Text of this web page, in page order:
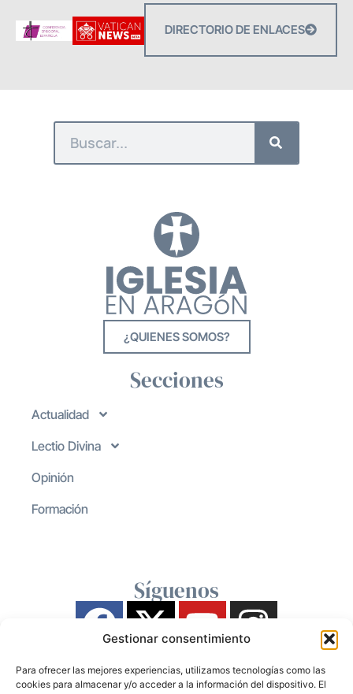
Gestionar consentimiento
Para ofrecer las mejores experiencias, utilizamos tecnologías como las
cookies para almacenar y/o acceder a la información del dispositivo. El
DIRECTORIO DE ENLACES
¿QUIENES SOMOS?
Secciones
Actualidad
Lectio Divina
Opinión
Formación
Síguenos